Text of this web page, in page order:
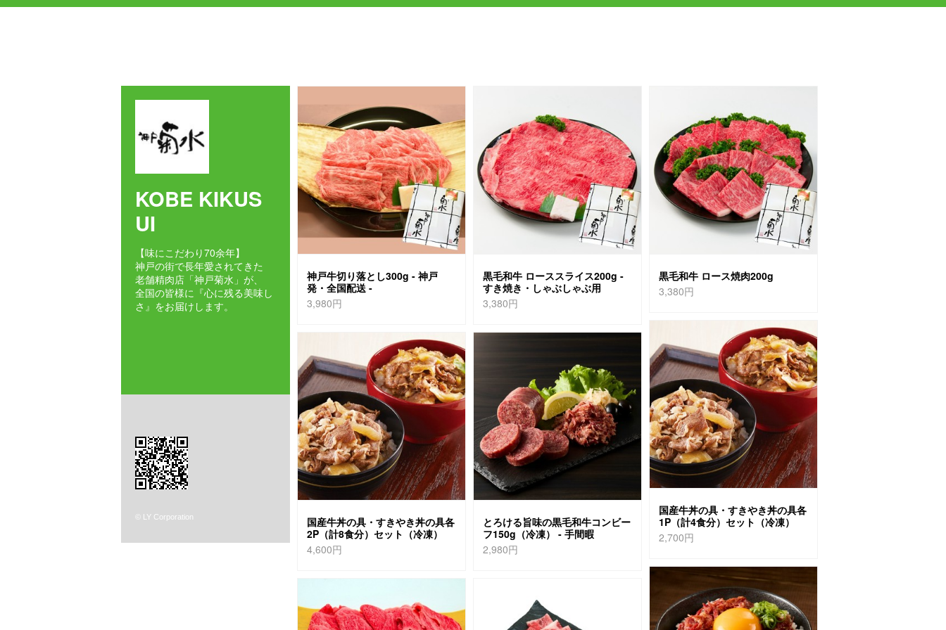
神戸牛切り落とし300g - 神戸
発・全国配送 -
3,980円
黒毛和牛 ローススライス200g -
すき焼き・しゃぶしゃぶ用
3,380円
黒毛和牛 ロース焼肉200g
3,380円
国産牛丼の具・すきやき丼の具各
1P（計4食分）セット（冷凍）
2,700円
国産牛丼の具・すきやき丼の具各
2P（計8食分）セット（冷凍）
4,600円
とろける旨味の黒毛和牛コンビー
フ150g（冷凍） - 手間暇
2,980円
KOBE KIKUS
UI
【味にこだわり70余年】
神戸の街で長年愛されてきた
老舗精肉店「神戸菊水」が、
全国の皆様に『心に残る美味し
さ』をお届けします。
© LY Corporation